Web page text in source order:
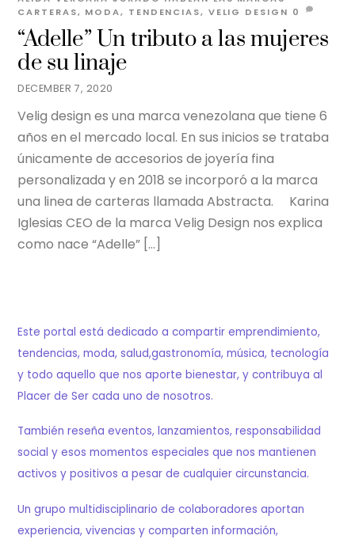
DECEMBER 7, 2020
“Adelle” Un tributo a las mujeres
de su linaje
CARTERAS, MODA, TENDENCIAS, VELIG DESIGN 0
Velig design es una marca venezolana que tiene 6
años en el mercado local. En sus inicios se trataba
únicamente de accesorios de joyería fina
personalizada y en 2018 se incorporó a la marca
una linea de carteras llamada Abstracta. Karina
Iglesias CEO de la marca Velig Design nos explica
como nace “Adelle” […]
Este portal está dedicado a compartir emprendimiento,
tendencias, moda, salud,gastronomía, música, tecnología
y todo aquello que nos aporte bienestar, y contribuya al
Placer de Ser cada uno de nosotros.
También reseña eventos, lanzamientos, responsabilidad
social y esos momentos especiales que nos mantienen
activos y positivos a pesar de cualquier circunstancia.
Un grupo multidisciplinario de colaboradores aportan
experiencia, vivencias y comparten información,